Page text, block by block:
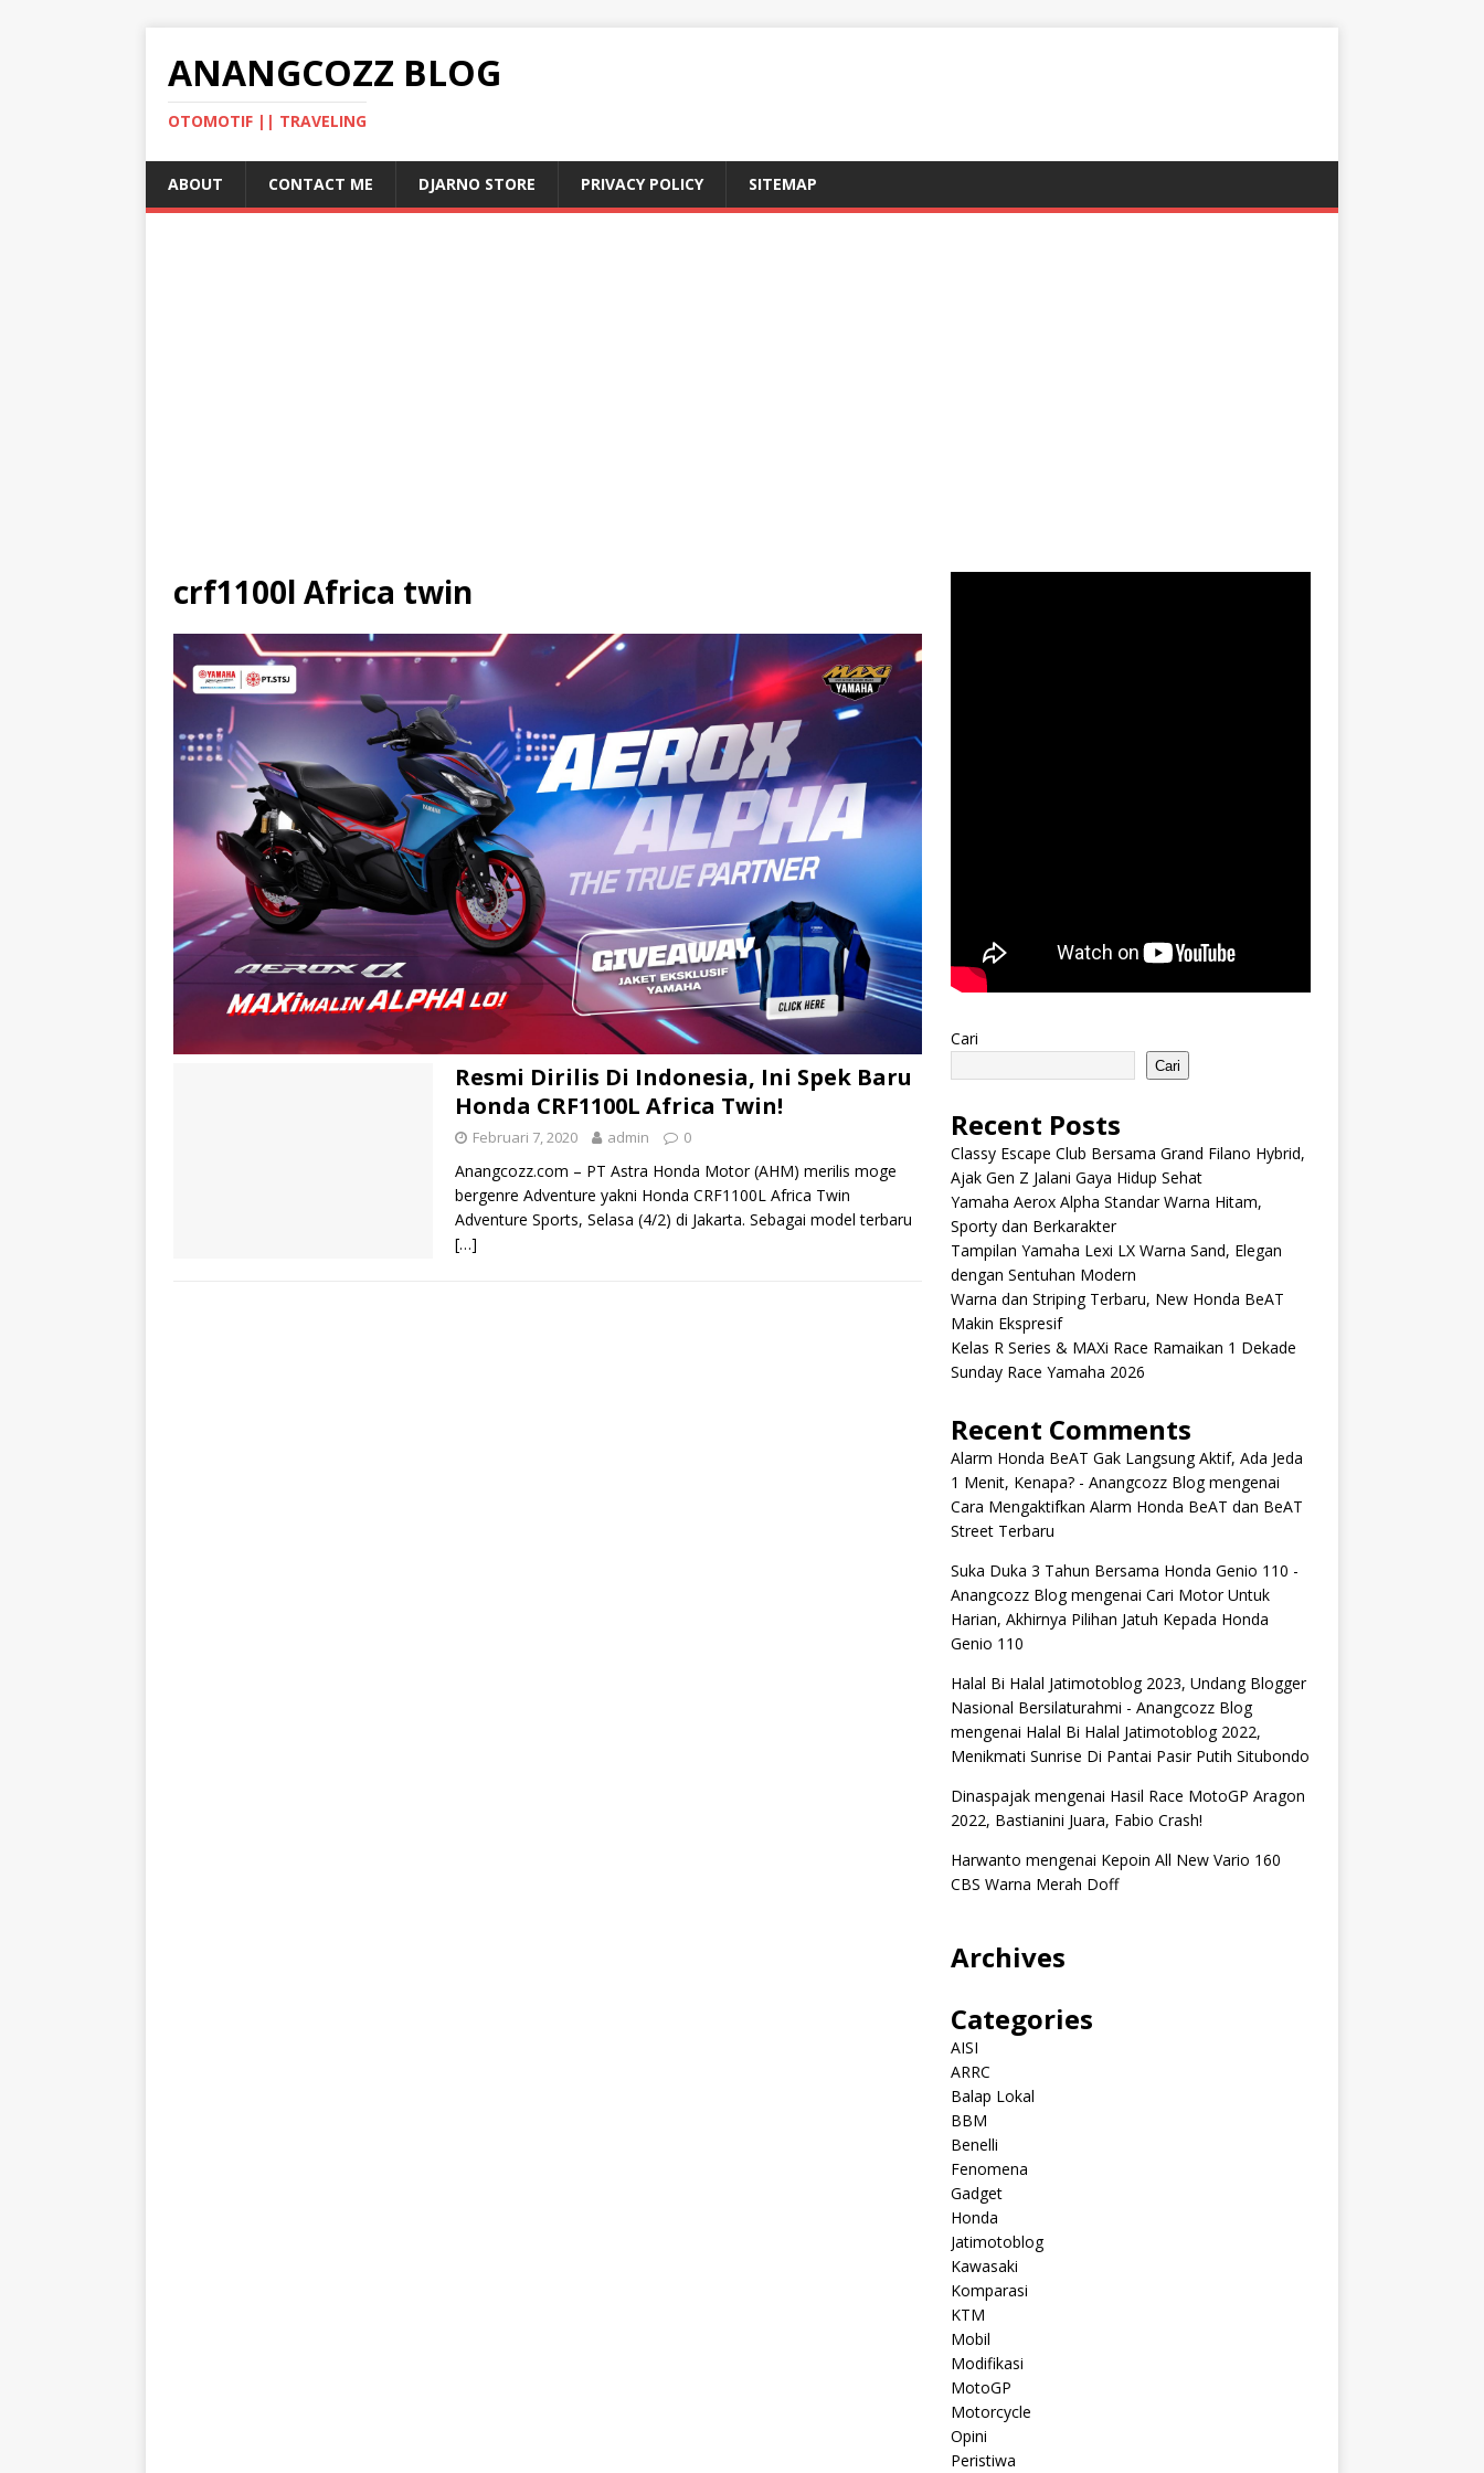
ANANGCOZZ BLOG
OTOMOTIF || TRAVELING
ABOUT CONTACT ME DJARNO STORE PRIVACY POLICY SITEMAP
crf1100l Africa twin
Resmi Dirilis Di Indonesia, Ini Spek Baru
Honda CRF1100L Africa Twin!
Februari 7, 2020 admin 0
Anangcozz.com – PT Astra Honda Motor (AHM) merilis moge
bergenre Adventure yakni Honda CRF1100L Africa Twin
Adventure Sports, Selasa (4/2) di Jakarta. Sebagai model terbaru
[…]
Cari
Cari
Recent Posts
Classy Escape Club Bersama Grand Filano Hybrid,
Ajak Gen Z Jalani Gaya Hidup Sehat
Yamaha Aerox Alpha Standar Warna Hitam,
Sporty dan Berkarakter
Tampilan Yamaha Lexi LX Warna Sand, Elegan
dengan Sentuhan Modern
Warna dan Striping Terbaru, New Honda BeAT
Makin Ekspresif
Kelas R Series & MAXi Race Ramaikan 1 Dekade
Sunday Race Yamaha 2026
Recent Comments
Alarm Honda BeAT Gak Langsung Aktif, Ada Jeda
1 Menit, Kenapa? - Anangcozz Blogmengenai
Cara Mengaktifkan Alarm Honda BeAT dan BeAT
Street Terbaru
Suka Duka 3 Tahun Bersama Honda Genio 110 -
Anangcozz Blogmengenai Cari Motor Untuk
Harian, Akhirnya Pilihan Jatuh Kepada Honda
Genio 110
Halal Bi Halal Jatimotoblog 2023, Undang Blogger
Nasional Bersilaturahmi - Anangcozz Blog
mengenai Halal Bi Halal Jatimotoblog 2022,
Menikmati Sunrise Di Pantai Pasir Putih Situbondo
Dinaspajakmengenai Hasil Race MotoGP Aragon
2022, Bastianini Juara, Fabio Crash!
Harwanto mengenai Kepoin All New Vario 160
CBS Warna Merah Doff
Archives
Categories
AISI
ARRC
Balap Lokal
BBM
Benelli
Fenomena
Gadget
Honda
Jatimotoblog
Kawasaki
Komparasi
KTM
Mobil
Modifikasi
MotoGP
Motorcycle
Opini
Peristiwa